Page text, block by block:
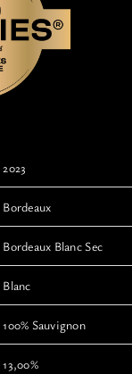
2023
Bordeaux
Bordeaux Blanc Sec
Blanc
100% Sauvignon
13,00%